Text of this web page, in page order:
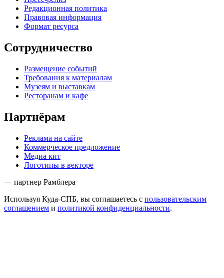
Редакционная политика
Правовая информация
Формат ресурса
Сотрудничество
Размещение событий
Требования к материалам
Музеям и выставкам
Ресторанам и кафе
Партнёрам
Реклама на сайте
Коммерческое предложение
Медиа кит
Логотипы в векторе
— партнер Рамблера
Используя Куда-СПБ, вы соглашаетесь с пользовательским
соглашением и политикой конфиденциальности.